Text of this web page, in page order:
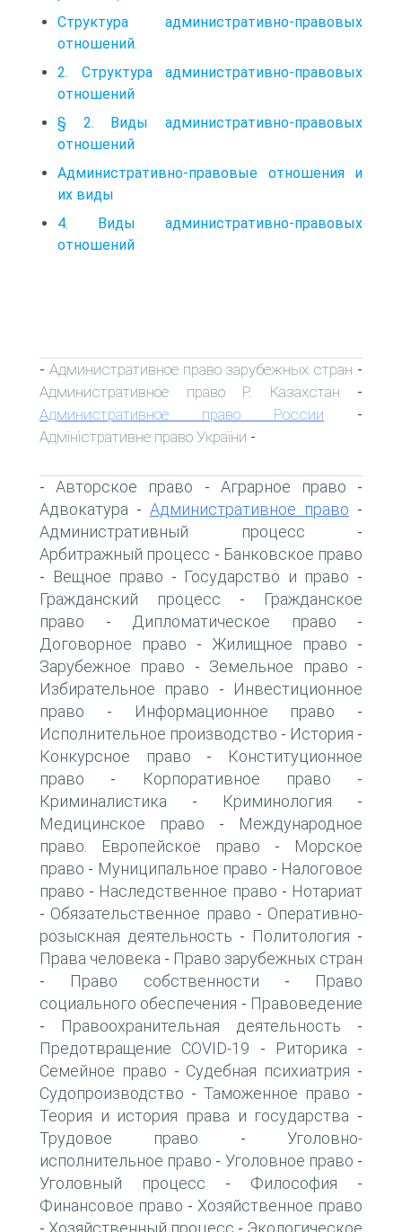
Структура административно-правовых
отношений.
2. Структура административно-правовых
отношений
§ 2. Виды административно-правовых
отношений
Административно-правовые отношения и
их виды
4. Виды административно-правовых
отношений
- Административное право зарубежных стран -
Административное право Р. Казахстан -
Административное право России -
Адміністративне право України -
-Авторское право - Аграрное право -
Адвокатура - Административное право -
Административный процесс -
Арбитражный процесс - Банковское право
- Вещное право - Государство и право -
Гражданский процесс -
Гражданское
право - Дипломатическое право -
Договорное право - Жилищное право -
Зарубежное право - Земельное право -
Избирательное право -
Инвестиционное
право - Информационное право -
Исполнительное производство - История -
Конкурсное право -
Конституционное
право - Корпоративное право -
Криминалистика - Криминология -
Медицинское право -
Международное
право. Европейское право -
Морское
право - Муниципальное право - Налоговое
право - Наследственное право - Нотариат
- Обязательственное право - Оперативно-
розыскная деятельность - Политология -
Права человека - Право зарубежных стран
- Право собственности -
Право
социального обеспечения - Правоведение
- Правоохранительная деятельность -
Предотвращение COVID-19 - Риторика -
Семейное право - Судебная психиатрия -
Судопроизводство - Таможенное право -
Теория и история права и государства -
Трудовое право -Уголовно-
исполнительное право - Уголовное право -
Уголовный процесс - Философия -
Финансовое право - Хозяйственное право
Хозяйственный процесс Экологическое